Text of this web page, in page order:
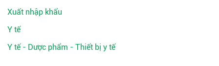
Xuất nhập khẩu
Y tế
Y tế - Dược phẩm - Thiết bị y tế